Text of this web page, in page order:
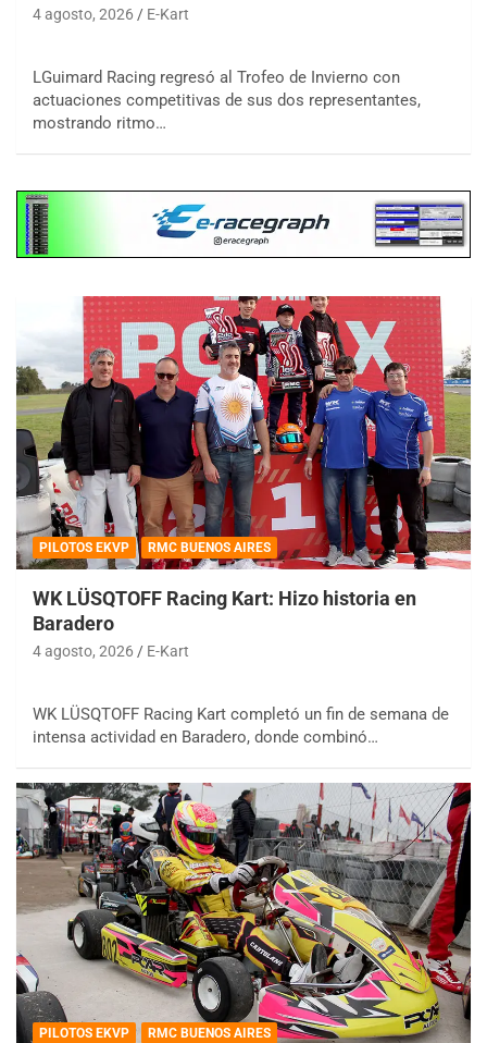
4 agosto, 2026 E-Kart
LGuimard Racing regresó al Trofeo de Invierno con
actuaciones competitivas de sus dos representantes,
mostrando ritmo…
PILOTOS EKVP RMC BUENOS AIRES
WK LÜSQTOFF Racing Kart: Hizo historia en
Baradero
4 agosto, 2026 E-Kart
WK LÜSQTOFF Racing Kart completó un fin de semana de
intensa actividad en Baradero, donde combinó…
PILOTOS EKVP RMC BUENOS AIRES